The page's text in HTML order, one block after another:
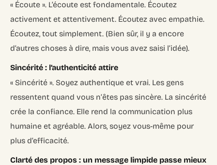
« Écoute ». L’écoute est fondamentale. Écoutez
activement et attentivement. Écoutez avec empathie.
Écoutez, tout simplement. (Bien sûr, il y a encore
d’autres choses à dire, mais vous avez saisi l’idée).
Sincérité : l’authenticité attire
« Sincérité ». Soyez authentique et vrai. Les gens
ressentent quand vous n’êtes pas sincère. La sincérité
crée la confiance. Elle rend la communication plus
humaine et agréable. Alors, soyez vous-même pour
plus d’efficacité.
Clarté des propos : un message limpide passe mieux